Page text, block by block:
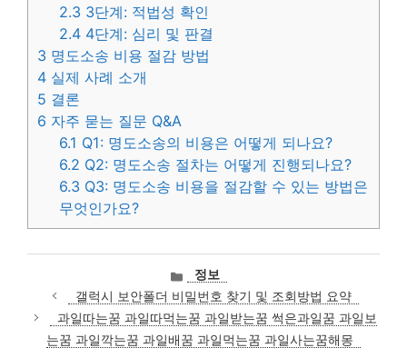
2.3 3단계: 적법성 확인
2.4 4단계: 심리 및 판결
3 명도소송 비용 절감 방법
4 실제 사례 소개
5 결론
6 자주 묻는 질문 Q&A
6.1 Q1: 명도소송의 비용은 어떻게 되나요?
6.2 Q2: 명도소송 절차는 어떻게 진행되나요?
6.3 Q3: 명도소송 비용을 절감할 수 있는 방법은
무엇인가요?
카
테
고
리
정보
갤럭시 보안폴더 비밀번호 찾기 및 조회방법 요약
과일따는꿈 과일따먹는꿈 과일받는꿈 썩은과일꿈 과일보
는꿈 과일깍는꿈 과일배꿈 과일먹는꿈 과일사는꿈해몽